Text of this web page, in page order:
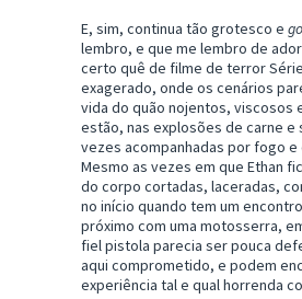
E, sim, continua tão grotesco e
lembro, e que me lembro de
certo quê de filme de terror
exagerado, onde os cenários
vida do quão nojentos, viscosos
estão, nas explosões de carne e
vezes acompanhadas por fogo
Mesmo as vezes em que Ethan
do corpo cortadas, laceradas,
no início quando tem um
próximo com uma motosserra,
fiel pistola parecia ser pouca
aqui comprometido, e podem
experiência tal e qual horrenda